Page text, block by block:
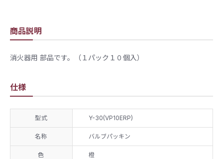
商品説明
消火器用 部品です。（１パック１０個入）
仕様
型式 Y-30(VP10ERP)
名称 バルブパッキン
色 橙